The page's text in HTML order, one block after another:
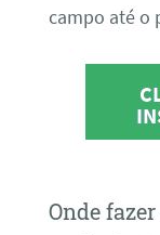
campo até o
Onde